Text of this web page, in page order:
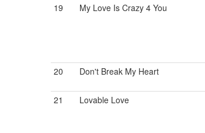
19
My Love Is Crazy 4 You
20
Don't Break My Heart
21
Lovable Love